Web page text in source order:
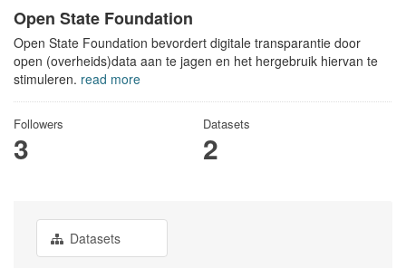
Open State Foundation
Open State Foundation bevordert digitale transparantie door
open (overheids)data aan te jagen en het hergebruik hiervan te
stimuleren. read more
Followers
3
Datasets
2
Datasets